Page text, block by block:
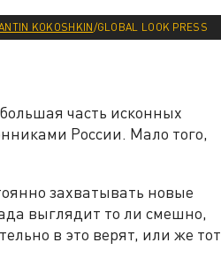
KOKOSHKIN/GLOBAL LOOK PRESS
часть исконных
России. Мало того,
захватывать новые
выглядит то ли смешно,
в это верят, или же тот